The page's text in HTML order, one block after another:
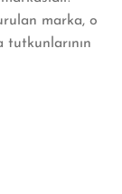
marka, o